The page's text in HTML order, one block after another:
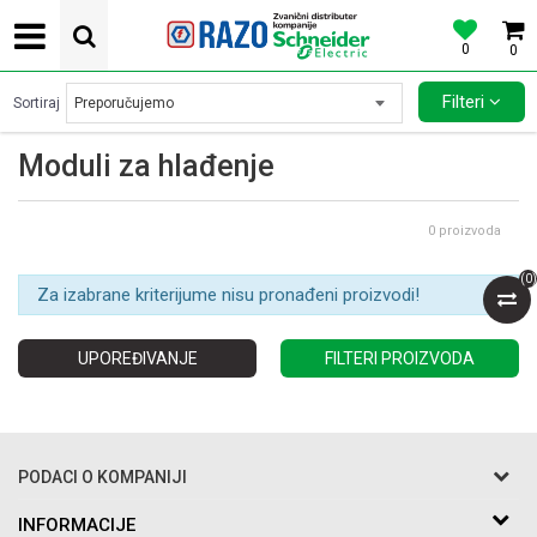
0
0
POVOLJNE CENE AUTOMATSKIH OSIGURACA SCHNEIDER ELECTRIC
(0)
Moduli za hlađenje
Sortiraj Filteri
0 proizvoda
Za izabrane kriterijume nisu pronađeni proizvodi!
UPOREĐIVANJE FILTERI PROIZVODA
PODACI O KOMPANIJI
Razo DOO
INFORMACIJE